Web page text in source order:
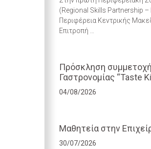
(Regional Skills Partnership –
Περιφέρεια Κεντρικής
Επιτροπή …
Πρόσκληση
Γαστρονομίας “Taste
04/08/2026
Μαθητεία στην
30/07/2026